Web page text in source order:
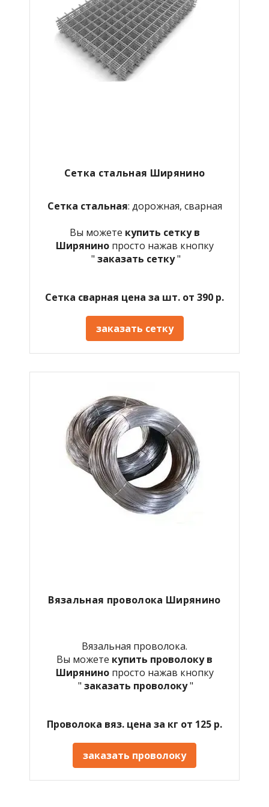
Сетка стальная Ширянино
Сетка стальная: дорожная, сварная
Вы можете купить сетку в
Ширянино просто нажав кнопку
" заказать сетку"
Сетка сварная цена за шт. от 390 р.
заказать сетку
Вязальная проволока Ширянино
Вязальная проволока.
Вы можете купить проволоку в
Ширянино просто нажав кнопку
" заказать проволоку"
Проволока вяз. цена за кг от 125 р.
заказать проволоку